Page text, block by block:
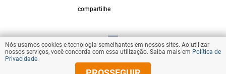
compartilhe
VOLTAR AO TOPO
Nós usamos cookies e tecnologia semelhantes em nossos sites. Ao utilizar
nossos serviços, você concorda com essa utilização. Saiba mais em Política de
Privacidade.